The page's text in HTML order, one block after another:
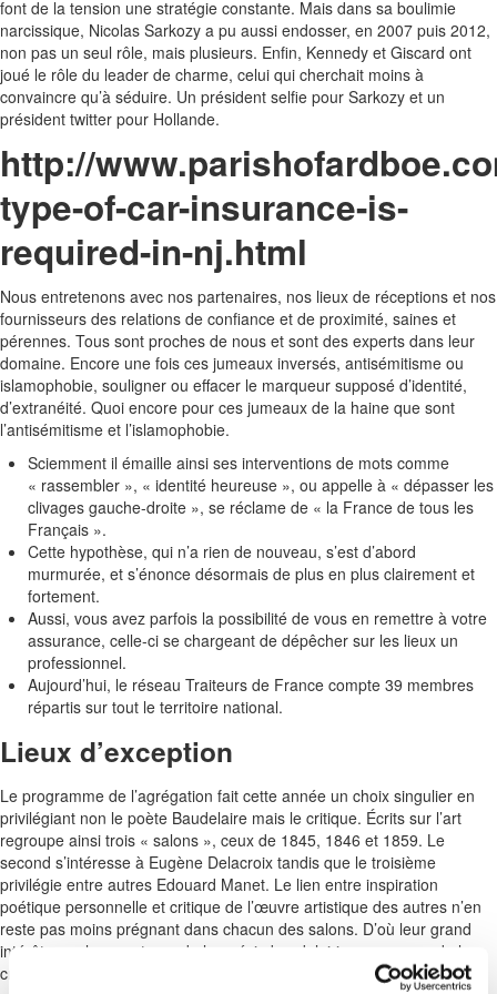
font de la tension une stratégie constante. Mais dans sa boulimie
narcissique, Nicolas Sarkozy a pu aussi endosser, en 2007 puis 2012,
non pas un seul rôle, mais plusieurs. Enfin, Kennedy et Giscard ont
joué le rôle du leader de charme, celui qui cherchait moins à
convaincre qu’à séduire. Un président selfie pour Sarkozy et un
président twitter pour Hollande.
http://
type-of-car-insurance-is-
required-in-nj.html
Nous entretenons avec nos partenaires, nos lieux de réceptions et nos
fournisseurs des relations de confiance et de proximité, saines et
pérennes. Tous sont proches de nous et sont des experts dans leur
domaine. Encore une fois ces jumeaux inversés, antisémitisme ou
islamophobie, souligner ou effacer le marqueur supposé d’identité,
d’extranéité. Quoi encore pour ces jumeaux de la haine que sont
l’antisémitisme et l’islamophobie.
Sciemment il émaille ainsi ses interventions de mots comme
« rassembler », « identité heureuse », ou appelle à « dépasser les
clivages gauche-droite », se réclame de « la France de tous les
Français ».
Cette hypothèse, qui n’a rien de nouveau, s’est d’abord
murmurée, et s’énonce désormais de plus en plus clairement et
fortement.
Aussi, vous avez parfois la possibilité de vous en remettre à votre
assurance, celle-ci se chargeant de dépêcher sur les lieux un
professionnel.
Aujourd’hui, le réseau Traiteurs de France compte 39 membres
répartis sur tout le territoire national.
Lieux d’exception
Le programme de l’agrégation fait cette année un choix singulier en
privilégiant non le poète Baudelaire mais le critique. Écrits sur l’art
regroupe ainsi trois « salons », ceux de 1845, 1846 et 1859. Le
second s’intéresse à Eugène Delacroix tandis que le troisième
privilégie entre autres Edouard Manet. Le lien entre inspiration
poétique personnelle et critique de l’œuvre artistique des autres n’en
reste pas moins prégnant dans chacun des salons. D’où leur grand
intérêt pour les amateurs de la poésie baudelairienne comme de la
critique d’art.